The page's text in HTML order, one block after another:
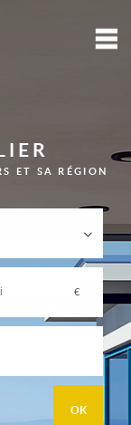
ET SA RÉGION
€